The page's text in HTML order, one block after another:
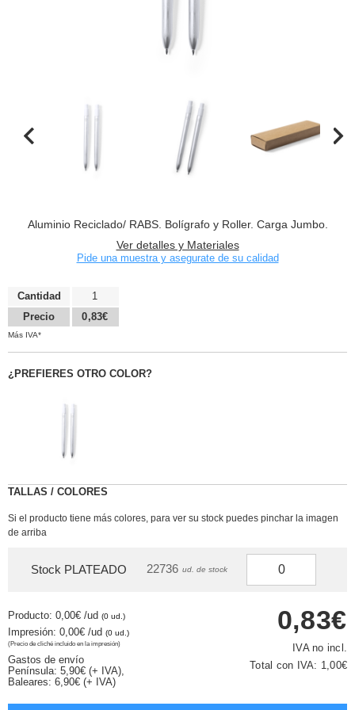
Aluminio Reciclado/ RABS. Bolígrafo y Roller. Carga Jumbo.
Ver detalles y Materiales
Pide una muestra y asegurate de su calidad
Cantidad
Precio
1
0,83€
Más IVA*
¿PREFIERES OTRO COLOR?
TALLAS / COLORES
Si el producto tiene más colores, para ver su stock puedes pinchar la imagen
de arriba
Stock PLATEADO 22736 ud. de stock
Producto: 0,00€ /ud (0 ud.)
Impresión: 0,00€ /ud (0 ud.)
(Precio de cliché incluido en la impresión)
Gastos de envío
Península: 5,90€ (+ IVA),
Baleares: 6,90€ (+ IVA)
0,83€
IVA no incl.
Total con IVA: 1,00€